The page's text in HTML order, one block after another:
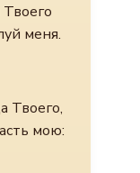
меня.
Твоего,
мою: